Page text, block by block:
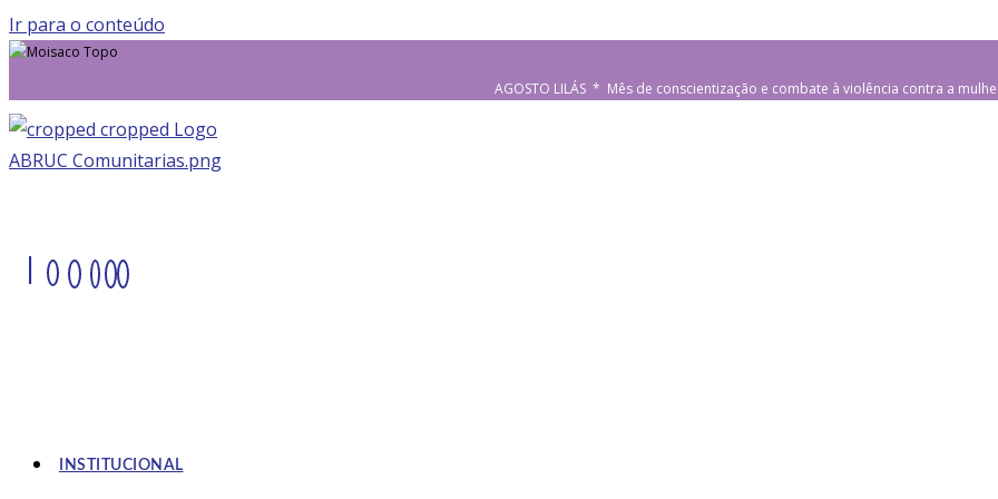
Ir para o conteúdo
AGOSTO LILÁS * Mês de conscientização e combate à violência contra a
|
INSTITUCIONAL